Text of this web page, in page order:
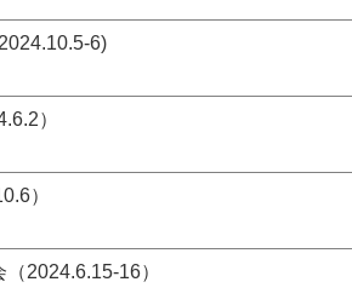
6)
）
）
2024.6.15-16）